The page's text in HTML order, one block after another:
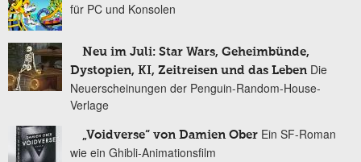
für PC und Konsolen
Neu im Juli: Star Wars, Geheimbünde,
Dystopien, KI, Zeitreisen und das Leben Die
Neuerscheinungen der Penguin-Random-House-
Verlage
„Voidverse“ von Damien Ober Ein SF-Roman
wie ein Ghibli-Animationsfilm